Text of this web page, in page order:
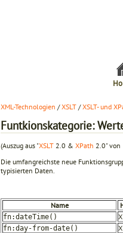
XML-Technologien /XSLT /XSLT- und
Funtkionskategorie:
(Auszug aus "XSLT 2.0 & XPath 2.0" von
Die umfangreichste neue
typisierten Daten.
Name
fn:dateTime()
fn:day-from-date()